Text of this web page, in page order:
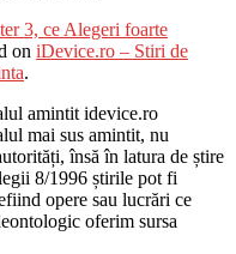
3, ce Alegeri foarte
on iDevice.ro – Stiri de
.
amintit idevice.ro
mai sus amintit, nu
însă în latura de știre
8/1996 știrile pot fi
opere sau lucrări ce
oferim sursa